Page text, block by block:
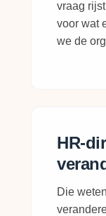
vraag
voor wat
we de
HR-
Die